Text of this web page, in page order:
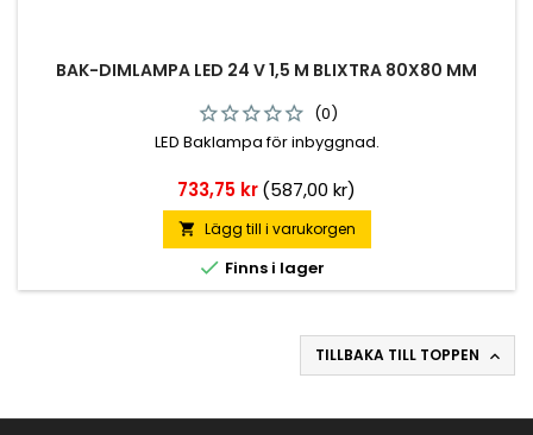
BAK-DIMLAMPA LED 24 V 1,5 M BLIXTRA 80X80 MM
(0)
LED Baklampa för inbyggnad.
Pris
733,75 kr(587,00 kr)
 Lägg till i varukorgen
 Finns i lager
TILLBAKA TILL TOPPEN 